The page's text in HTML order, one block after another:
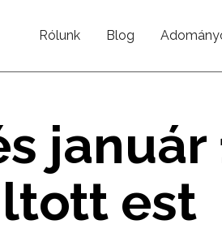
Rólunk Blog
január
est